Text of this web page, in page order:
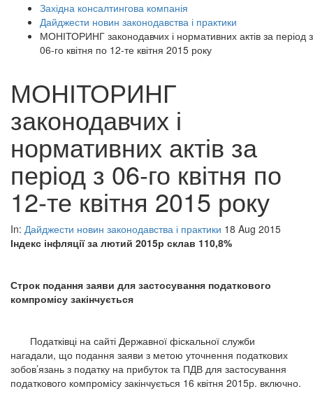
Західна консалтингова компанія
Дайджести новин законодавства і практики
МОНІТОРИНГ законодавчих і нормативних актів за період з
06-го квітня по 12-те квітня 2015 року
МОНІТОРИНГ
законодавчих і
нормативних актів за
період з 06-го квітня по
12-те квітня 2015 року
In: Дайджести новин законодавства і практики 18 Aug 2015
Індекс інфляції за лютий 2015р склав 110,8%
Строк подання заяви для застосування податкового
компромісу закінчується
Податківці на сайті Державної фіскальної служби
нагадали, що подання заяви з метою уточнення податкових
зобов’язань з податку на прибуток та ПДВ для застосування
податкового компромісу закінчується 16 квітня 2015р. включно.